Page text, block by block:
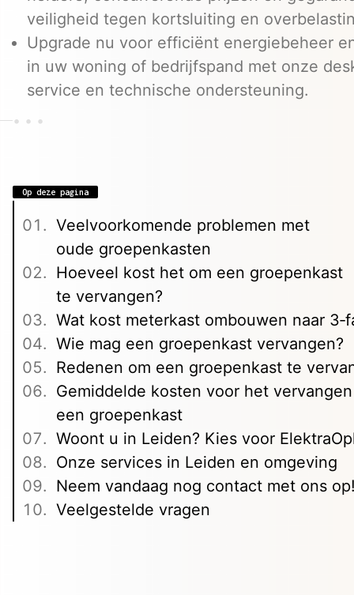
veiligheid tegen kortsluiting en
Upgrade nu voor efficiënt energiebeheer
in uw woning of bedrijfspand met onze
service en technische ondersteuning.
Op deze pagina
Veelvoorkomende problemen met
oude groepenkasten
Hoeveel kost het om een groepenkast
te vervangen?
Wat kost meterkast ombouwen naar
Wie mag een groepenkast vervangen?
Redenen om een groepenkast te
Gemiddelde kosten voor het
een groepenkast
Woont u in Leiden? Kies voor
Onze services in Leiden en omgeving
Neem vandaag nog contact met ons
Veelgestelde vragen